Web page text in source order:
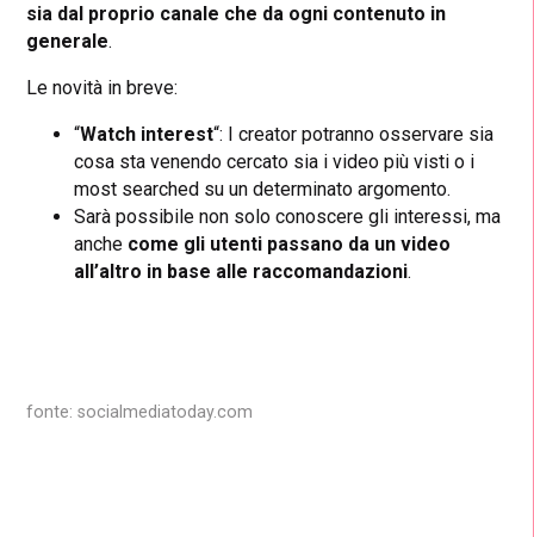
sia dal proprio canale che da ogni contenuto in
generale.
Le novità in breve:
“Watch interest“: I creator potranno osservare sia
cosa sta venendo cercato sia i video più visti o i
most searched su un determinato argomento.
Sarà possibile non solo conoscere gli interessi, ma
anche come gli utenti passano da un video
all’altro in base alle raccomandazioni.
fonte: socialmediatoday.com